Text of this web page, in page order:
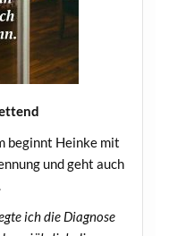
beginnt Heinke mit
und geht auch
ich die Diagnose